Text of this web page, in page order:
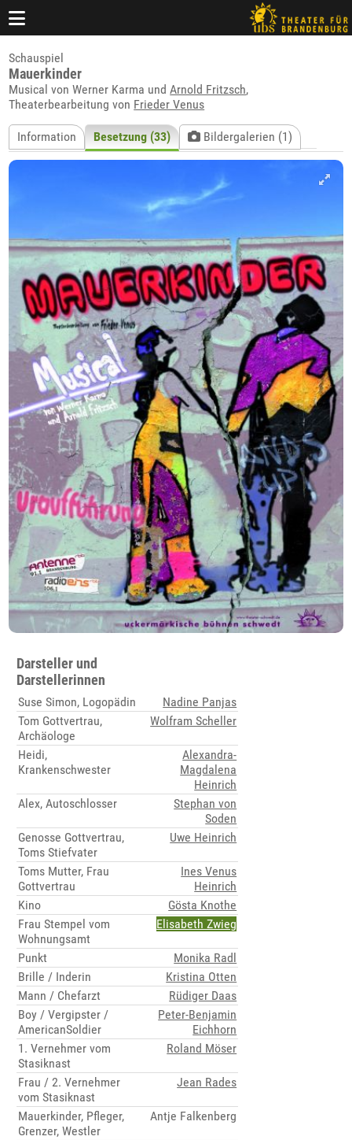
Schauspiel
Mauerkinder
Musical von Werner Karma undArnold Fritzsch,
Theaterbearbeitung von Frieder Venus
Information Besetzung (33) Bildergalerien (1)
Darsteller und
Darstellerinnen
Suse Simon, Logopädin
Nadine Panjas
Tom Gottvertrau,
Archäologe
Wolfram Scheller
Heidi,
Krankenschwester
Alexandra-
Magdalena
Heinrich
Alex, Autoschlosser
Stephan von
Soden
Genosse Gottvertrau,
Toms Stiefvater
Uwe Heinrich
Toms Mutter, Frau
Gottvertrau
Ines Venus
Heinrich
Kino
Gösta Knothe
Frau Stempel vom
Wohnungsamt
Elisabeth Zwieg
Punkt
Monika Radl
Brille / Inderin
Kristina Otten
Mann / Chefarzt
Rüdiger Daas
Boy / Vergipster /
AmericanSoldier
Peter-Benjamin
Eichhorn
1. Vernehmer vom
Stasiknast
Roland Möser
Frau / 2. Vernehmer
vom Stasiknast
Jean Rades
Mauerkinder, Pfleger,
Grenzer, Westler
Antje Falkenberg